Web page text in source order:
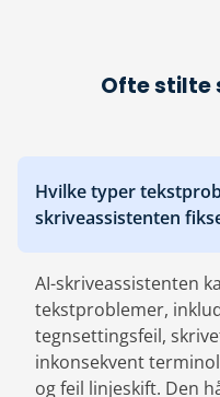
Ofte stilte
Hvilke typer
skriveassistenten
AI-skriveassistenten
tekstproblemer,
tegnsettingsfeil,
inkonsekvent
og feil linjeskift. Den